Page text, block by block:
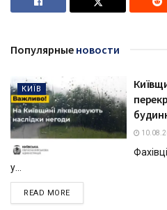
Популярные новости
КИЇВ
у...
READ MOREDETAILS